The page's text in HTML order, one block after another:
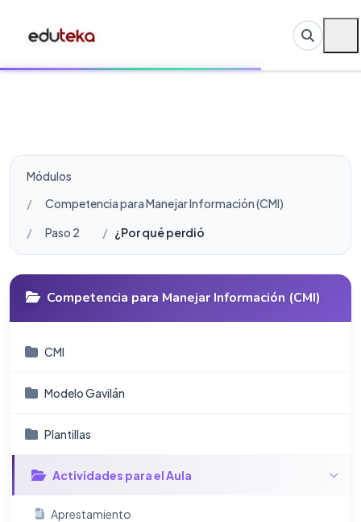
Módulos
Competencia para Manejar Información (CMI)
Paso 2
¿Por qué perdió Plutón su estatus de
Competencia para Manejar Información (CMI)
CMI
Modelo Gavilán
Plantillas
Actividades para el Aula
Aprestamiento